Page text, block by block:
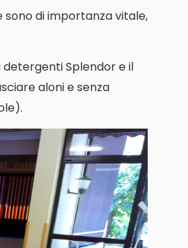
sono di importanza vitale,
Splendor e il
aloni e senza